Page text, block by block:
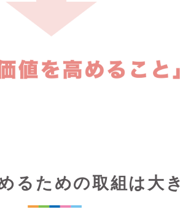
るための取組は大